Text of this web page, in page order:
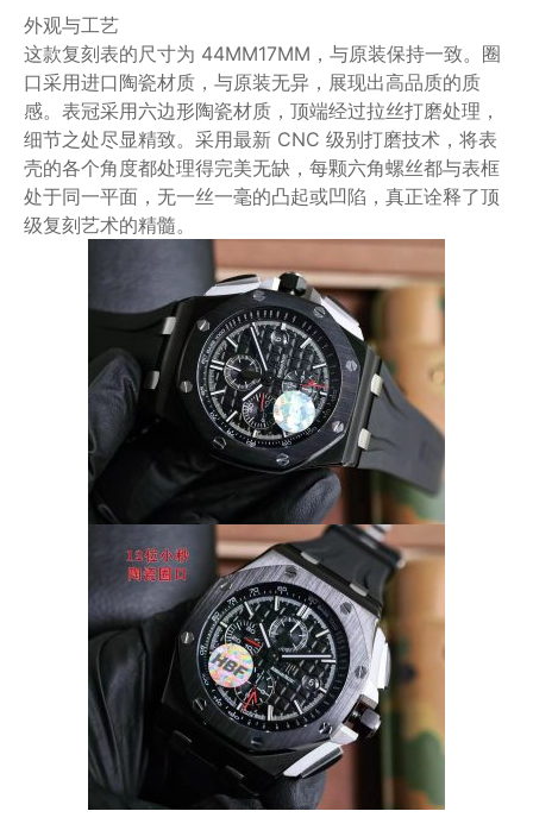
外观与工艺
这款复刻表的尺寸为 44MM17MM，与原装保持一致。圈
口采用进口陶瓷材质，与原装无异，展现出高品质的质
感。表冠采用六边形陶瓷材质，顶端经过拉丝打磨处理，
细节之处尽显精致。采用最新 CNC 级别打磨技术，将表
壳的各个角度都处理得完美无缺，每颗六角螺丝都与表框
处于同一平面，无一丝一毫的凸起或凹陷，真正诠释了顶
级复刻艺术的精髓。